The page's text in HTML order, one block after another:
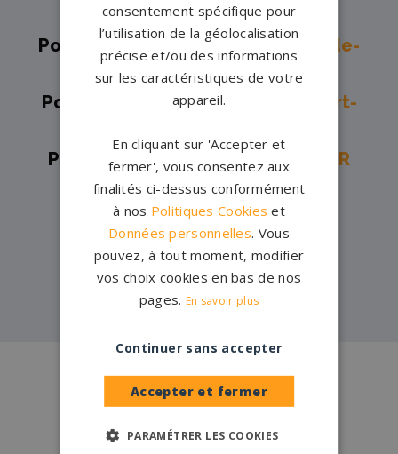
Pompes funèbres -Ozan→
Pompes funèbres -Saint-André-de-
Bâgé→
Pompes funèbres -Saint-Rambert-
Pompes funèbres -
ST DIDIER SUR
CHALARONNE→
Pompes funèbres -Villars-les-
Dombes→
Pompes funèbres -VONNAS→
Qui sommes-nous ?
Créationssur-mesure
consentement spécifique pour
l’utilisation de la géolocalisation
précise et/ou des informations
sur les caractéristiques de votre
appareil.
En cliquant sur 'Accepter et
fermer', vous consentez aux
finalités ci-dessus conformément
à nos Politiques Cookies et
Données personnelles. Vous
pouvez, à tout moment, modifier
vos choix cookies en bas de nos
pages. En savoir plus
Accepter et fermer
Continuer sans accepter
PARAMÉTRER LES COOKIES